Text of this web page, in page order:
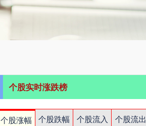
个股实时涨跌榜
个股涨幅 个股跌幅 个股流入 个股流出